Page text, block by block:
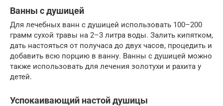
Ванны с душицей
Для лечебных ванн с душицей использовать 100–200
грамм сухой травы на 2–3 литра воды. Залить кипятком,
дать настояться от получаса до двух часов, процедить и
добавить всю порцию в ванну. Ванны с душицей можно
также использовать для лечения золотухи и рахита у
детей.
Успокаивающий настой душицы